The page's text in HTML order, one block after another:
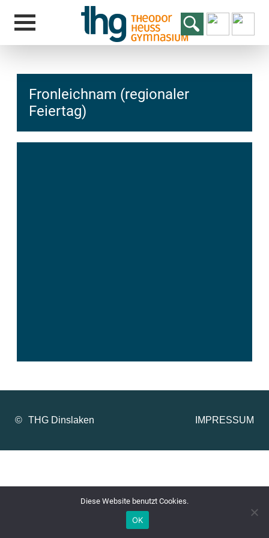
ed.ne
kalsn
id-gh
t@elu
hcs
Fronleichnam (regionaler
Feiertag)
© IMPRESSUM
Diese Website benutzt Cookies.
OK